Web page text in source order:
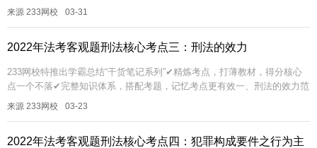
行为一、概念危害行为是指行为人在意识支配之下实施的危害社会并被刑...
来源 233网校 03-31
2022年法考客观题刑法核心考点三：刑法的效力
233网校特推出学霸总结“干货笔记系列”✔精炼考点，打薄教材，得分核心
点一个不落✔完整知识体系，搭配考题，记忆考点更有效一、刑法的效力范
围刑法的效力范围，又称刑法的适用范围，是指刑法在空间和时间上的适...
来源 233网校 03-23
2022年法考客观题刑法核心考点四：犯罪构成要件之行为主